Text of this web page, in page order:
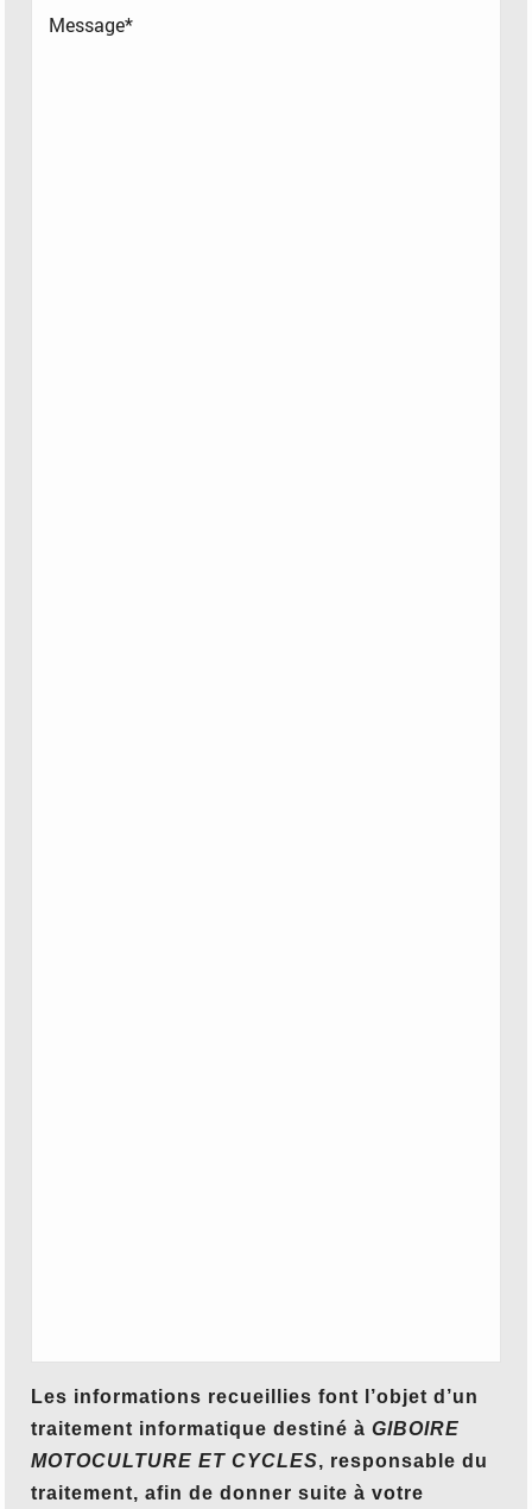
Les informations recueillies font l’objet d’un
traitement informatique destiné à GIBOIRE
MOTOCULTURE ET CYCLES, responsable du
traitement, afin de donner suite à votre